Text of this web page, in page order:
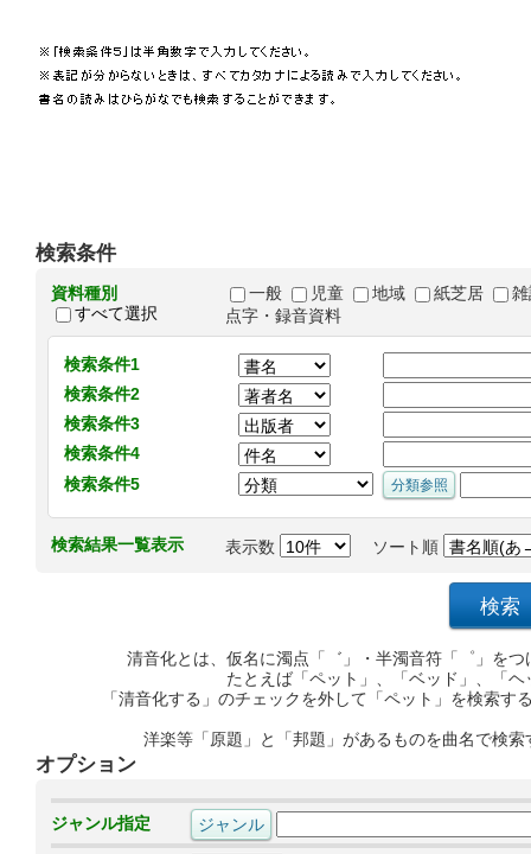
検索条件
資料種別
すべて選択
一般 児童 地域 紙芝居
点字・録音資料
検索条件1
検索条件2
検索条件3
検索条件4
検索条件5
検索結果一覧表示 表示数 ソート順
清音化とは、仮名に濁点「゛」・半濁音符「゜」を
たとえば「ペット」、「ベッド」、「
「清音化する」のチェックを外して「ペット」を検索
洋楽等「原題」と「邦題」があるものを曲名で検
オプション
ジャンル指定